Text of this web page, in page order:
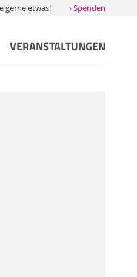
gerne etwas! › Spenden
VERANSTALTUNGEN